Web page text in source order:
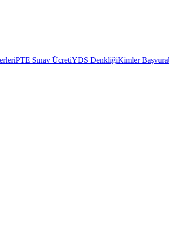
PTE Sınav ÜcretiYDS DenkliğiKimler